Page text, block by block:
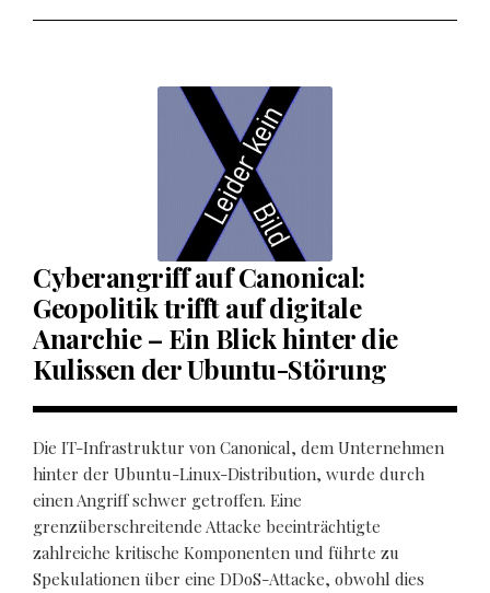
Cyberangriff auf Canonical:
Geopolitik trifft auf digitale
Anarchie – Ein Blick hinter die
Kulissen der Ubuntu-Störung
Die IT-Infrastruktur von Canonical, dem Unternehmen
hinter der Ubuntu-Linux-Distribution, wurde durch
einen Angriff schwer getroffen. Eine
grenzüberschreitende Attacke beeinträchtigte
zahlreiche kritische Komponenten und führte zu
Spekulationen über eine DDoS-Attacke, obwohl dies